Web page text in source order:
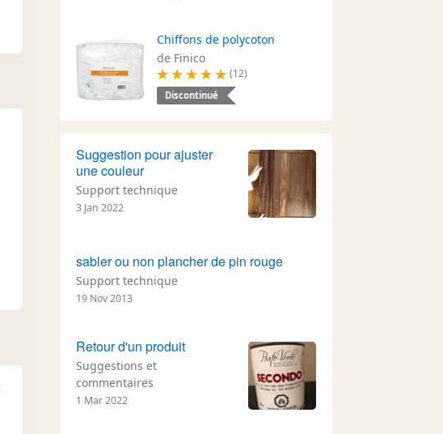
Chiffons de polycoton
de Finico
(12)
Discontinué
Suggestion pour ajuster
une couleur
Support technique
3 Jan 2022
sabler ou non plancher de pin rouge
Support technique
19 Nov 2013
Retour d'un produit
Suggestions et
commentaires
1 Mar 2022